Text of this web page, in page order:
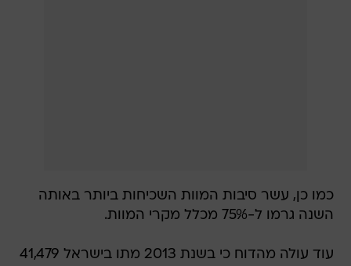
כמו כן, עשר סיבות המוות השכיחות ביותר באותה
השנה גרמו ל-75% מכלל מקרי המוות.
עוד עולה מהדוח כי בשנת 2013 מתו בישראל 41,479